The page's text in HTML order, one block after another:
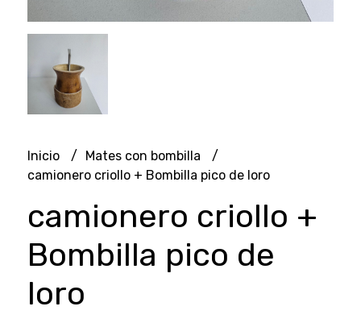
Inicio
Mates con bombilla
camionero criollo + Bombilla pico de loro
camionero criollo +
Bombilla pico de
loro